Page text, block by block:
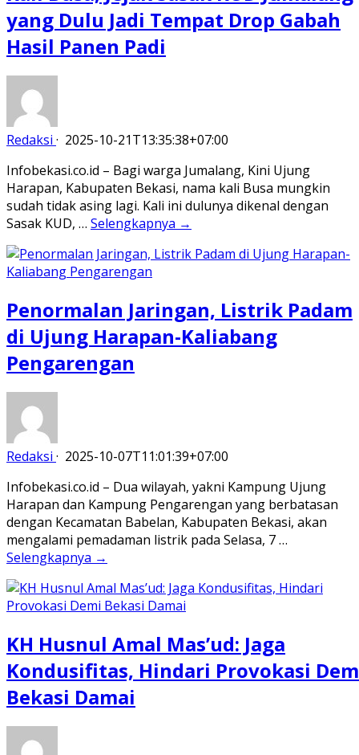
yang Dulu Jadi Tempat Drop Gabah
Hasil Panen Padi
Redaksi · 2025-10-21T13:35:38+07:00
Infobekasi.co.id – Bagi warga Jumalang, Kini Ujung
Harapan, Kabupaten Bekasi, nama kali Busa mungkin
sudah tidak asing lagi. Kali ini dulunya dikenal dengan
Sasak KUD, … Selengkapnya →
Penormalan Jaringan, Listrik Padam
di Ujung Harapan-Kaliabang
Pengarengan
Redaksi · 2025-10-07T11:01:39+07:00
Infobekasi.co.id – Dua wilayah, yakni Kampung Ujung
Harapan dan Kampung Pengarengan yang berbatasan
dengan Kecamatan Babelan, Kabupaten Bekasi, akan
mengalami pemadaman listrik pada Selasa, 7 …
Selengkapnya →
KH Husnul Amal Mas’ud: Jaga
Kondusifitas, Hindari Provokasi
Bekasi Damai